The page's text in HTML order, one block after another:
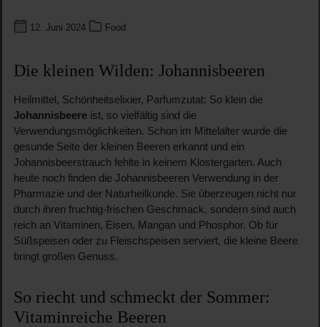
12. Juni 2024 Food
Die kleinen Wilden: Johannisbeeren
Heilmittel, Schönheitselixier, Parfumzutat: So klein die
Johannisbeereist, so vielfältig sind die
Verwendungsmöglichkeiten. Schon im Mittelalter wurde die
gesunde Seite der kleinen Beeren erkannt und ein
Johannisbeerstrauch fehlte in keinem Klostergarten. Auch
heute noch finden die Johannisbeeren Verwendung in der
Pharmazie und der Naturheilkunde. Sie überzeugen nicht nur
durch ihren fruchtig-frischen Geschmack, sondern sind auch
reich an Vitaminen, Eisen, Mangan und Phosphor. Ob für
Süßspeisen oder zu Fleischspeisen serviert, die kleine Beere
bringt großen Genuss.
So riecht und schmeckt der Sommer:
Vitaminreiche Beeren